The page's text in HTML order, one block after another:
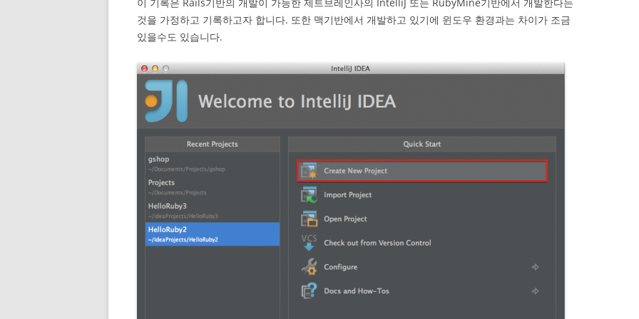
것을 가정하고 기록하고자 합니다. 또한 맥기반에서 개발하고 있기에 윈도우 환경과는 차이가 조금
있을수도 있습니다.